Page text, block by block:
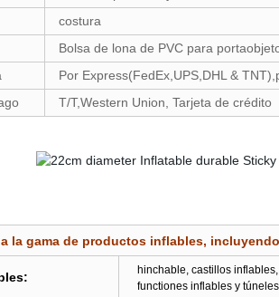
costura
Bolsa de lona de PVC para
Por Express(FedEx,UPS,DHL &
T/T,Western Union, Tarjeta de crédito
la gama de productos inflables,
hinchable, castillos
functiones inflables y